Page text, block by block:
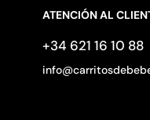
ATENCIÓN AL
+34 621 16 10 88